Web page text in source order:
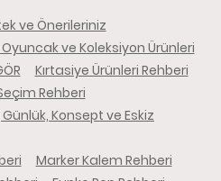
ve Önerileriniz
Oyuncak ve Koleksiyon Ürünleri
Kırtasiye Ürünleri Rehberi
Rehberi
Konsept ve Eskiz
Marker Kalem Rehberi